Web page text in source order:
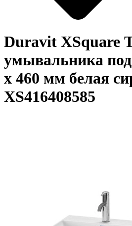
Duravit XSquare
умывальника
x 460 мм белая
XS416408585